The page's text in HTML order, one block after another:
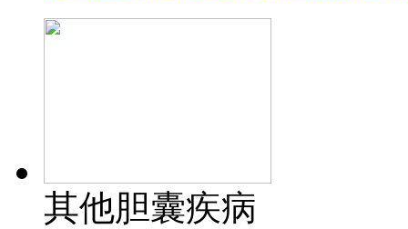
其他胆囊疾病